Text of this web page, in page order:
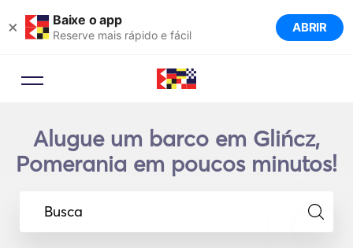
× Baixe o app
Reserve mais rápido e fácil ABRIR
Alugue um barco em Glińcz,
Pomerania em poucos minutos!
Busca